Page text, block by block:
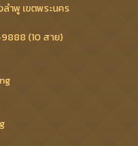
ลำพู เขตพระนคร
(10 สาย)